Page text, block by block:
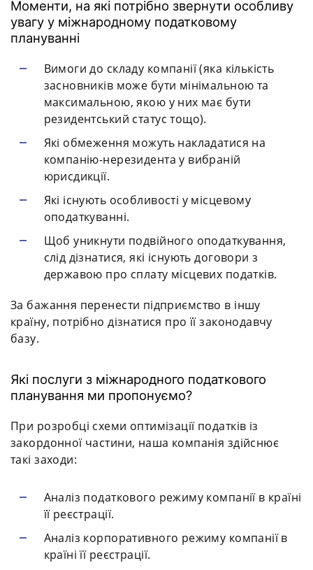
Моменти, на які потрібно звернути особливу
увагу у міжнародному податковому
плануванні
Вимоги до складу компанії (яка кількість
засновників може бути мінімальною та
максимальною, якою у них має бути
резидентський статус тощо).
Які обмеження можуть накладатися на
компанію-нерезидента у вибраній
юрисдикції.
Які існують особливості у місцевому
оподаткуванні.
Щоб уникнути подвійного оподаткування,
слід дізнатися, які існують договори з
державою про сплату місцевих податків.
За бажання перенести підприємство в іншу
країну, потрібно дізнатися про її законодавчу
базу.
Які послуги з міжнародного податкового
планування ми пропонуємо?
При розробці схеми оптимізації податків із
закордонної частини, наша компанія здійснює
такі заходи:
Аналіз податкового режиму компанії в країні
її реєстрації.
Аналіз корпоративного режиму компанії в
країні її реєстрації.